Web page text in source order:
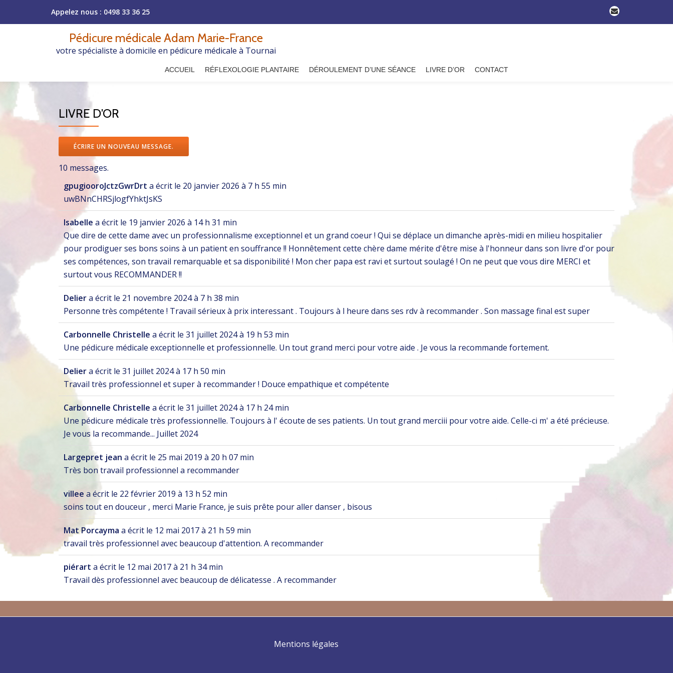
Aller
Appelez nous : 0498 33 36 25 -
Pédicure médicale Adam Marie-France
votre spécialiste à domicile en pédicure médicale à Tournai
ACCUEIL RÉFLEXOLOGIE PLANTAIRE DÉROULEMENT D’UNE SÉANCE LIVRE D’OR CONTACT
LIVRE D’OR
10 messages.
gpugiooroJctzGwrDrt a écrit le 20 janvier 2026 à 7 h 55 min
uwBNnCHRSjlogfYhktJsKS
Isabelle a écrit le 19 janvier 2026 à 14 h 31 min
Que dire de cette dame avec un professionnalisme exceptionnel et un grand coeur ! Qui se déplace un dimanche après-midi en milieu hospitalier
pour prodiguer ses bons soins à un patient en souffrance !! Honnêtement cette chère dame mérite d'être mise à l'honneur dans son livre d'or pour
ses compétences, son travail remarquable et sa disponibilité ! Mon cher papa est ravi et surtout soulagé ! On ne peut que vous dire MERCI et
surtout vous RECOMMANDER !!
Deliera écrit le 21 novembre 2024à 7 h 38 min
Personne très compétente ! Travail sérieux à prix interessant . Toujours à l heure dans ses rdv à recommander . Son massage final est super
Carbonnelle Christelle a écrit le 31 juillet 2024à 19 h 53 min
Une pédicure médicale exceptionnelle et professionnelle. Un tout grand merci pour votre aide . Je vous la recommande fortement.
Deliera écrit le 31 juillet 2024à 17 h 50 min
Travail très professionnel et super à recommander ! Douce empathique et compétente
Carbonnelle Christelle a écrit le 31 juillet 2024à 17 h 24 min
Une pédicure médicale très professionnelle. Toujours à l' écoute de ses patients. Un tout grand merciii pour votre aide. Celle-ci m' a été précieuse.
Je vous la recommande... Juillet 2024
Largepret jean a écrit le 25 mai 2019 à 20 h 07 min
Très bon travail professionnel a recommander
villee a écrit le 22 février 2019 à 13 h 52 min
soins tout en douceur , merci Marie France, je suis prête pour aller danser , bisous
Mat Porcayma a écrit le 12 mai 2017à 21 h 59 min
travail très professionnel avec beaucoup d'attention. A recommander
piérart a écrit le 12 mai 2017à 21 h 34 min
Travail dès professionnel avec beaucoup de délicatesse . A recommander
Mentions légales